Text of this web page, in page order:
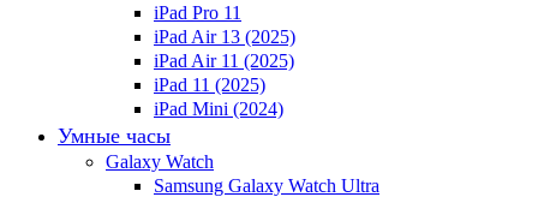
iPad Pro 11
iPad Air 13 (2025)
iPad Air 11 (2025)
iPad 11 (2025)
iPad Mini (2024)
Умные часы
Galaxy Watch
Samsung Galaxy Watch Ultra